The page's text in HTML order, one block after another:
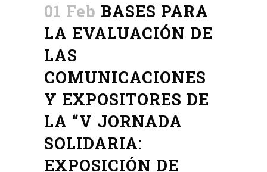
01 Feb BASES PARA
LA EVALUACIÓN DE
LAS
COMUNICACIONES
Y EXPOSITORES DE
LA “V JORNADA
SOLIDARIA:
EXPOSICIÓN DE